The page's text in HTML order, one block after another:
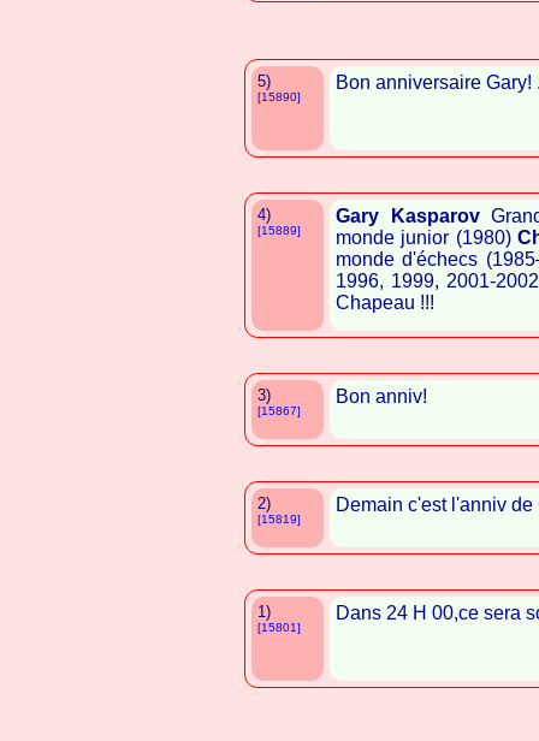
5)
[15890]
Bon anniversaire Gary!
4)
[15889]
Gary Kasparov
monde junior (1980)
monde d'échecs
1996, 1999, 2001-
Chapeau !!!
3)
[15867]
Bon anniv!
2)
[15819]
Demain c'est l'anniv de
1)
[15801]
Dans 24 H 00,ce sera